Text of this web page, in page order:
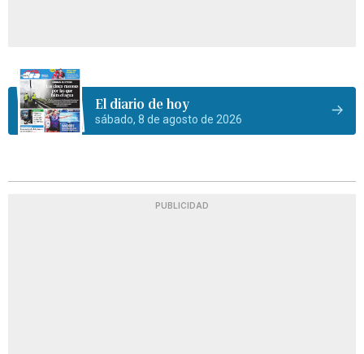
El diario de hoy
sábado, 8 de agosto de 2026
PUBLICIDAD